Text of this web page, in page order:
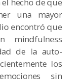
una mayor
encontró que
mindfulness
de la auto-
los
sin